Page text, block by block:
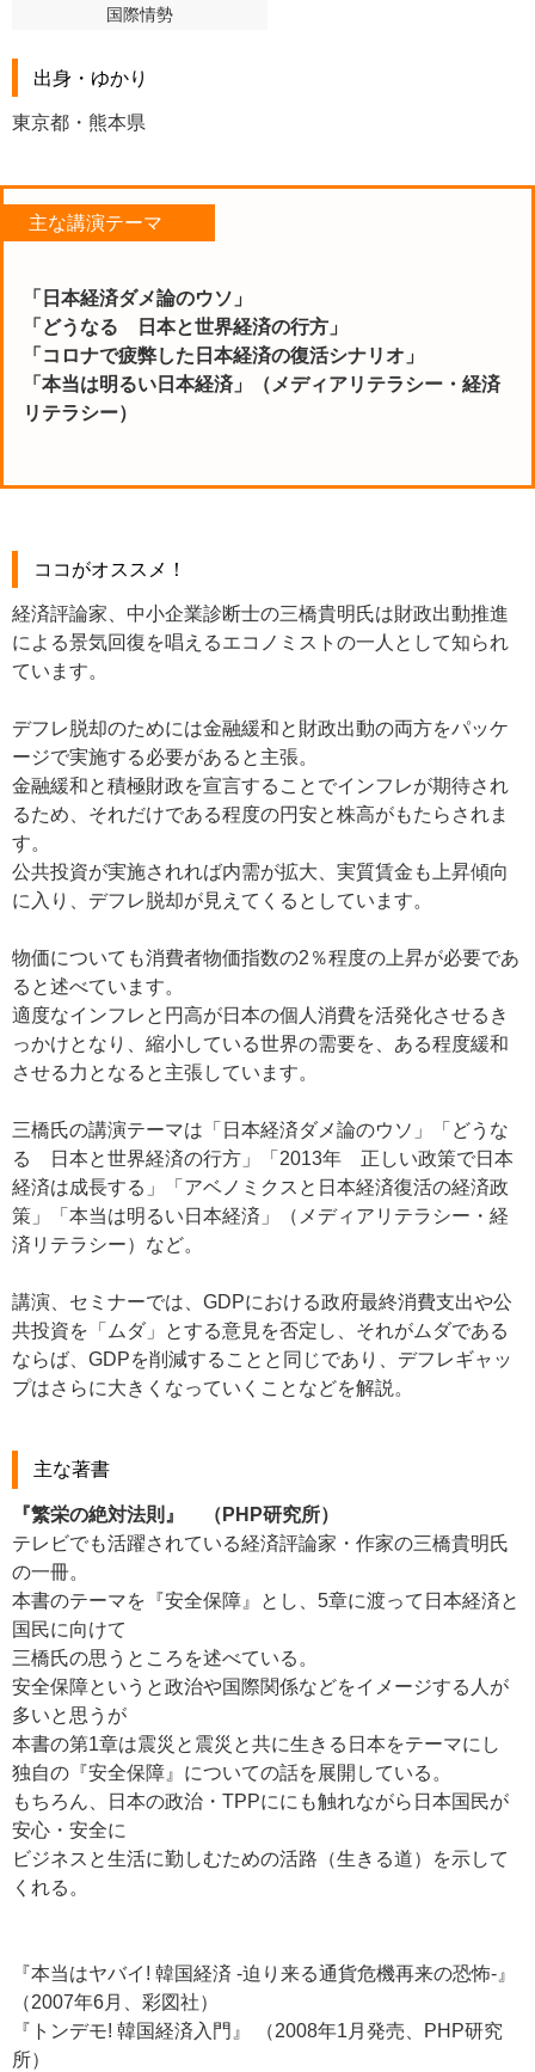
国際情勢
出身・ゆかり
東京都・熊本県
主な講演テーマ
「日本経済ダメ論のウソ」
「どうなる 日本と世界経済の行方」
「コロナで疲弊した日本経済の復活シナリオ」
「本当は明るい日本経済」（メディアリテラシー・経済
リテラシー）
ココがオススメ！
経済評論家、中小企業診断士の三橋貴明氏は財政出動推進
による景気回復を唱えるエコノミストの一人として知られ
ています。
デフレ脱却のためには金融緩和と財政出動の両方をパッケ
ージで実施する必要があると主張。
金融緩和と積極財政を宣言することでインフレが期待され
るため、それだけである程度の円安と株高がもたらされま
す。
公共投資が実施されれば内需が拡大、実質賃金も上昇傾向
に入り、デフレ脱却が見えてくるとしています。
物価についても消費者物価指数の2％程度の上昇が必要であ
ると述べています。
適度なインフレと円高が日本の個人消費を活発化させるき
っかけとなり、縮小している世界の需要を、ある程度緩和
させる力となると主張しています。
三橋氏の講演テーマは「日本経済ダメ論のウソ」「どうな
る 日本と世界経済の行方」「2013年 正しい政策で日本
経済は成長する」「アベノミクスと日本経済復活の経済政
策」「本当は明るい日本経済」（メディアリテラシー・経
済リテラシー）など。
講演、セミナーでは、GDPにおける政府最終消費支出や公
共投資を「ムダ」とする意見を否定し、それがムダである
ならば、GDPを削減することと同じであり、デフレギャッ
プはさらに大きくなっていくことなどを解説。
主な著書
『繁栄の絶対法則』 （PHP研究所）
テレビでも活躍されている経済評論家・作家の三橋貴明氏
の一冊。
本書のテーマを『安全保障』とし、5章に渡って日本経済と
国民に向けて
三橋氏の思うところを述べている。
安全保障というと政治や国際関係などをイメージする人が
多いと思うが
本書の第1章は震災と震災と共に生きる日本をテーマにし
独自の『安全保障』についての話を展開している。
もちろん、日本の政治・TPPににも触れながら日本国民が
安心・安全に
ビジネスと生活に勤しむための活路（生きる道）を示して
くれる。
『本当はヤバイ! 韓国経済 -迫り来る通貨危機再来の恐怖-』
（2007年6月、彩図社）
『トンデモ! 韓国経済入門』 （2008年1月発売、PHP研究
所）